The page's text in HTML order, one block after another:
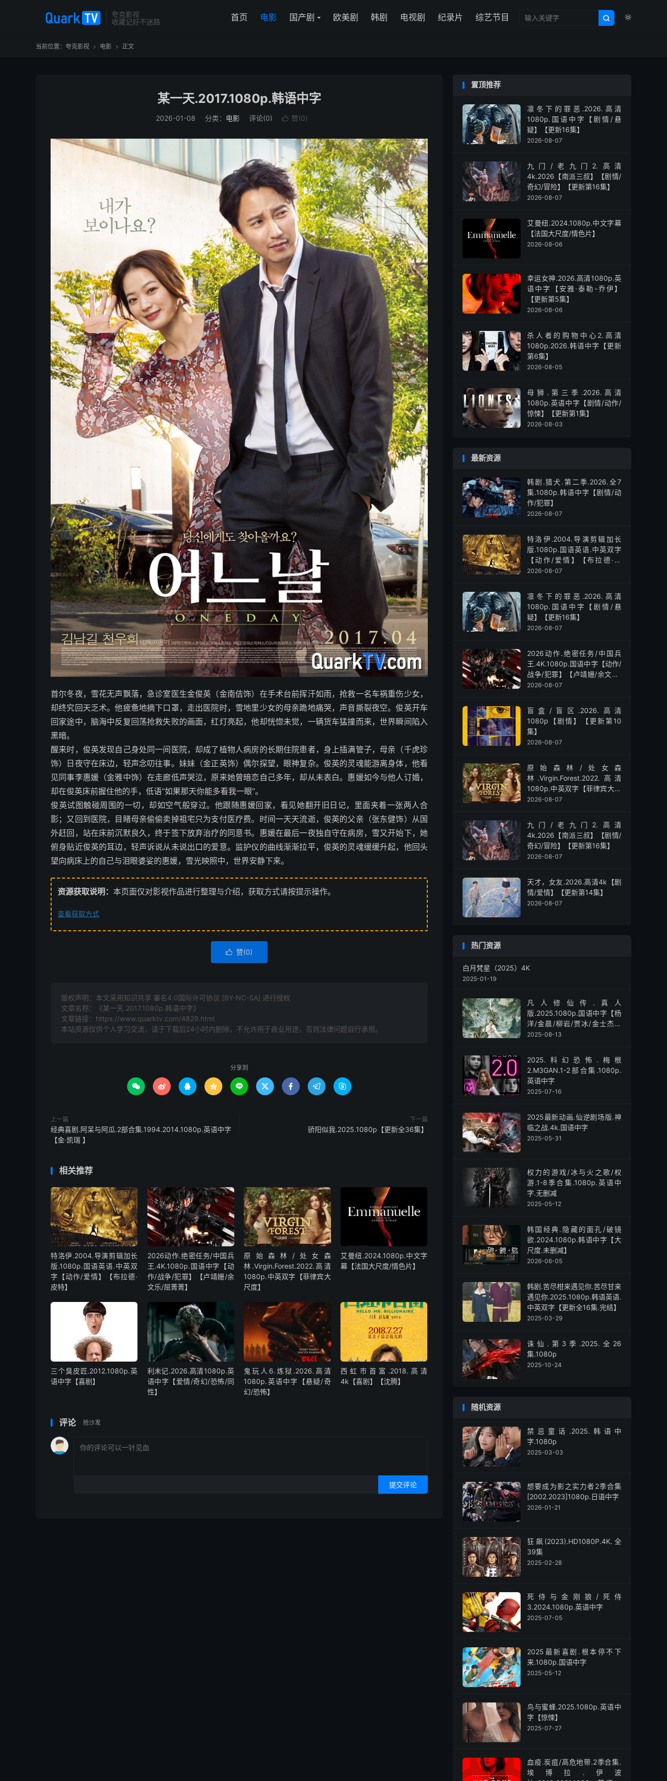
夸克影视
收藏记好不迷路


首页 电影 国产剧 欧美剧 韩剧 电视剧 纪录片 综艺节目
当前位置： 夸克影视  电影  正文
某一天.2017.1080p.韩语中字
2026-01-08 分类： 电影 评论(0)  赞(0)
首尔冬夜，雪花无声飘落，急诊室医生金俊英（金南佶饰）在手术台前挥汗如雨，抢救一名车祸重伤少女，
却终究回天乏术。他疲惫地摘下口罩，走出医院时，雪地里少女的母亲跪地痛哭，声音撕裂夜空。俊英开车
回家途中，脑海中反复回荡抢救失败的画面，红灯亮起，他却恍惚未觉，一辆货车猛撞而来，世界瞬间陷入
黑暗。
醒来时，俊英发现自己身处同一间医院，却成了植物人病房的长期住院患者，身上插满管子，母亲（千虎珍
饰）日夜守在床边，轻声念叨往事。妹妹（金正英饰）偶尔探望，眼神复杂。俊英的灵魂能游离身体，他看
见同事李惠媛（金雅中饰）在走廊低声哭泣，原来她曾暗恋自己多年，却从未表白。惠媛如今与他人订婚，
却在俊英床前握住他的手，低语“如果那天你能多看我一眼”。
俊英试图触碰周围的一切，却如空气般穿过。他跟随惠媛回家，看见她翻开旧日记，里面夹着一张两人合
影；又回到医院，目睹母亲偷偷卖掉祖宅只为支付医疗费。时间一天天流逝，俊英的父亲（张东健饰）从国
外赶回，站在床前沉默良久，终于签下放弃治疗的同意书。惠媛在最后一夜独自守在病房，雪又开始下，她
俯身贴近俊英的耳边，轻声诉说从未说出口的爱意。监护仪的曲线渐渐拉平，俊英的灵魂缓缓升起，他回头
望向病床上的自己与泪眼婆娑的惠媛，雪光映照中，世界安静下来。
资源获取说明： 本页面仅对影视作品进行整理与介绍，获取方式请按提示操作。
查看获取方式
 赞(0)
版权声明：本文采用知识共享 署名4.0国际许可协议 [BY-NC-SA] 进行授权
文章名称：《某一天.2017.1080p.韩语中字》
文章链接： https://www.quarktv.com/4829.html
本站资源仅供个人学习交流，请于下载后24小时内删除，不允许用于商业用途，否则法律问题自行承担。
分享到
        
上一篇
经典喜剧.阿呆与阿瓜.2部合集.1994.2014.1080p.英语中字
【金·凯瑞 】
下一篇
骄阳似我.2025.1080p【更新全36集】
相关推荐
特洛伊.2004.导演剪辑加长
版.1080p.国语英语.中英双
字【动作/爱情】【布拉德·
皮特】
2026动作.绝密任务/中国兵
王.4K.1080p.国语中字【动
作/战争/犯罪】【卢靖姗/余
文乐/屈菁菁】
原始森林/处女森
林.Virgin.Forest.2022.高清
1080p.中英双字【菲律宾大
尺度】
艾曼纽.2024.1080p.中文字
幕【法国大尺度/情色片】
三个臭皮匠.2012.1080p.英
语中字【喜剧】
利未记.2026.高清1080p.英
语中字【爱情/奇幻/恐怖/同
性】
鬼玩人6.炼狱.2026.高清
1080p.英语中字【悬疑/奇
幻/恐怖】
西虹市首富.2018.高清
4k【喜剧】【沈腾】
评论 抢沙发
提交评论
置顶推荐
凛冬下的罪恶.2026.高清
1080p.国语中字【剧情/悬
疑】【更新16集】
2026-08-07
九门/老九门2.高清
4k.2026【南派三叔】【剧情/
奇幻/冒险】【更新第16集】
2026-08-07
艾曼纽.2024.1080p.中文字幕
【法国大尺度/情色片】
2026-08-06
幸运女神.2026.高清1080p.英
语中字【安雅·泰勒-乔伊】
【更新第5集】
2026-08-06
杀人者的购物中心2.高清
1080p.2026.韩语中字【更新
第6集】
2026-08-05
母狮.第三季.2026.高清
1080p.英语中字【剧情/动作/
惊悚】【更新第1集】
2026-08-03
最新资源
韩剧.猎犬.第二季.2026.全7
集.1080p.韩语中字【剧情/动
作/犯罪】
2026-08-07
特洛伊.2004.导演剪辑加长
版.1080p.国语英语.中英双字
【动作/爱情】【布拉德·皮
特】
2026-08-07
凛冬下的罪恶.2026.高清
1080p.国语中字【剧情/悬
疑】【更新16集】
2026-08-07
2026动作.绝密任务/中国兵
王.4K.1080p.国语中字【动作/
战争/犯罪】【卢靖姗/余文乐/
屈菁菁】
2026-08-07
盲盒/盲区.2026.高清
1080p【剧情】【更新第10
集】
2026-08-07
原始森林/处女森
林.Virgin.Forest.2022.高清
1080p.中英双字【菲律宾大尺
度】
2026-08-07
九门/老九门2.高清
4k.2026【南派三叔】【剧情/
奇幻/冒险】【更新第16集】
2026-08-07
天才，女友.2026.高清4k【剧
情/爱情】【更新第14集】
2026-08-07
热门资源
白月梵星（2025）4K
2025-01-19
凡人修仙传.真人
版.2025.1080p.国语中字【杨
洋/金晨/柳岩/贾冰/金士杰】
【全30集】
2025-08-13
2025.科幻恐怖.梅根
2.M3GAN.1-2部合集.1080p.
英语中字
2025-07-16
2025最新动画.仙逆剧场版.神
临之战.4k.国语中字
2025-05-31
权力的游戏/冰与火之歌/权
游.1-8季合集.1080p.英语中
字.无删减
2025-05-12
韩国经典.隐藏的面孔/破镜
欲.2024.1080p.韩语中字【大
尺度.未删减】
2026-06-05
韩剧.苦尽柑来遇见你.苦尽甘来
遇见你.2025.1080p.韩语英语.
中英双字【更新全16集.完结】
2025-03-29
诛仙.第3季.2025.全26
集.1080p
2025-10-24
随机资源
禁忌童话.2025.韩语中
字.1080p
2025-03-03
想要成为影之实力者2季合集
[2002.2023]1080p.日语中字
2026-01-21
狂飙(2023).HD1080P.4K.全
39集
2025-02-28
死侍与金刚狼/死侍
3.2024.1080p.英语中字
2025-07-05
2025最新喜剧.根本停不下
来.1080p.国语中字
2025-05-12
鸟与蜜蜂.2025.1080p.英语中
字【惊悚】
2025-07-27
血疫.炭疽/高危地带.2季合集.
埃博拉.伊波